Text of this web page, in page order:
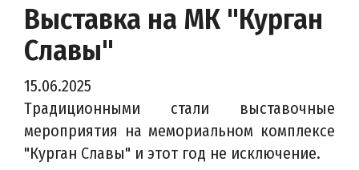
Выставка на МК "Курган
Славы"
15.06.2025
Традиционными стали выставочные
мероприятия на мемориальном комплексе
"Курган Славы" и этот год не исключение.